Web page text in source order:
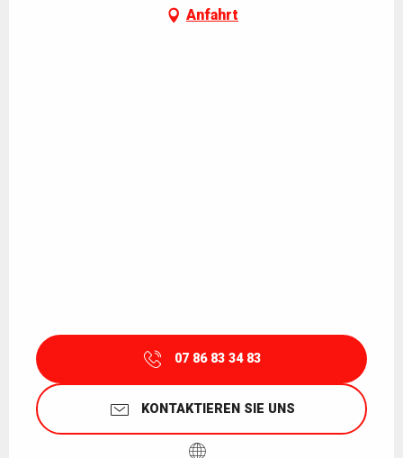
Anfahrt
07 86 83 34 83
KONTAKTIEREN SIE UNS